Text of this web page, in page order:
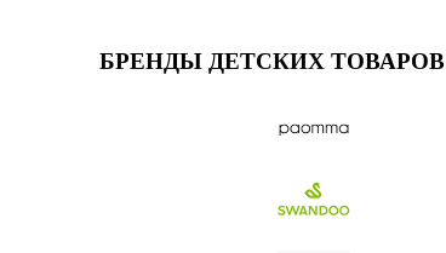
БРЕНДЫ ДЕТСКИХ ТОВАРОВ